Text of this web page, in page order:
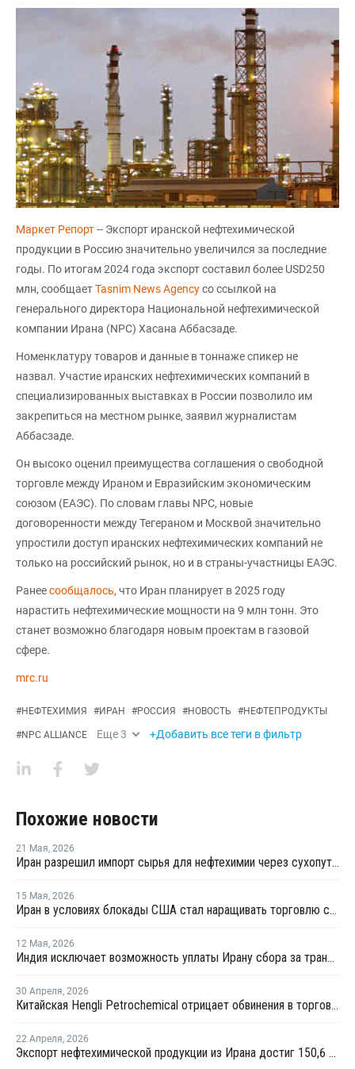
Маркет Репорт-- Экспорт иранской нефтехимической
продукции в Россию значительно увеличился за последние
годы. По итогам 2024 года экспорт составил более USD250
млн, сообщаетTasnim News Agencyсо ссылкой на
генерального директора Национальной нефтехимической
компании Ирана (NPC) Хасана Аббасзаде.
Номенклатуру товаров и данные в тоннаже спикер не
назвал. Участие иранских нефтехимических компаний в
специализированных выставках в России позволило им
закрепиться на местном рынке, заявил журналистам
Аббасзаде.
Он высоко оценил преимущества соглашения о свободной
торговле между Ираном и Евразийским экономическим
союзом (ЕАЭС). По словам главы NPC, новые
договоренности между Тегераном и Москвой значительно
упростили доступ иранских нефтехимических компаний не
только на российский рынок, но и в страны-участницы ЕАЭС.
Ранеесообщалось, что Иран планирует в 2025 году
нарастить нефтехимические мощности на 9 млн тонн. Это
станет возможно благодаря новым проектам в газовой
сфере.
mrc.ru
#НЕФТЕХИМИЯ #ИРАН #РОССИЯ #НОВОСТЬ #НЕФТЕПРОДУКТЫ
#NPC ALLIANCE Еще3 +Добавить все теги в фильтр
Похожие новости
21 Мая, 2026
Иран разрешил импорт сырья для нефтехимии через сухопутные границы
15 Мая, 2026
Иран в условиях блокады США стал наращивать торговлю с Китаем по железной дороге
12 Мая, 2026
Индия исключает возможность уплаты Ирану сбора за транзит нефти и газа через Ормузский пролив
30 Апреля, 2026
Китайская Hengli Petrochemical отрицает обвинения в торговых сделках с Ираном
22 Апреля, 2026
Экспорт нефтехимической продукции из Ирана достиг 150,6 млрд долларов